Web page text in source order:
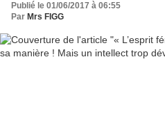
Publié le 01/06/2017 à 06:55
Par Mrs FIGG